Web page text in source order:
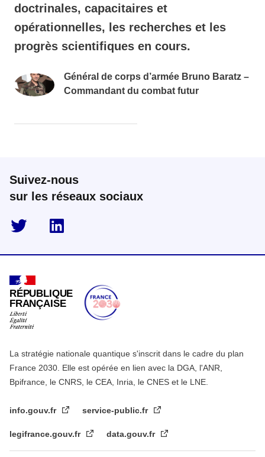
doctrinales, capacitaires et
opérationnelles, les recherches et les
progrès scientifiques en cours.
Général de corps d’armée Bruno Baratz –
Commandant du combat futur
Suivez-nous
sur les réseaux sociaux
twitter
RÉPUBLIQUE
FRANÇAISE
La stratégie nationale quantique s'inscrit dans le cadre du plan
France 2030. Elle est opérée en lien avec la DGA, l'ANR,
Bpifrance, le CNRS, le CEA, Inria, le CNES et le LNE.
info.gouv.fr service-public.fr
legifrance.gouv.fr data.gouv.fr